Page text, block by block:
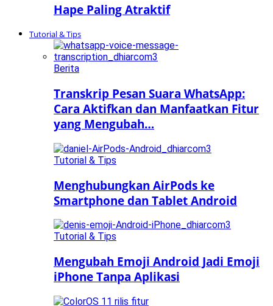
Hape Paling Atraktif
Tutorial & Tips
Berita
Transkrip Pesan Suara WhatsApp:
Cara Aktifkan dan Manfaatkan Fitur
yang Mengubah…
Tutorial & Tips
Menghubungkan AirPods ke
Smartphone dan Tablet Android
Tutorial & Tips
Mengubah Emoji Android Jadi Emoji
iPhone Tanpa Aplikasi